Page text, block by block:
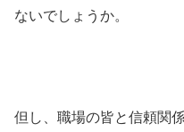
ないでしょうか。
但し、職場の皆と信頼関